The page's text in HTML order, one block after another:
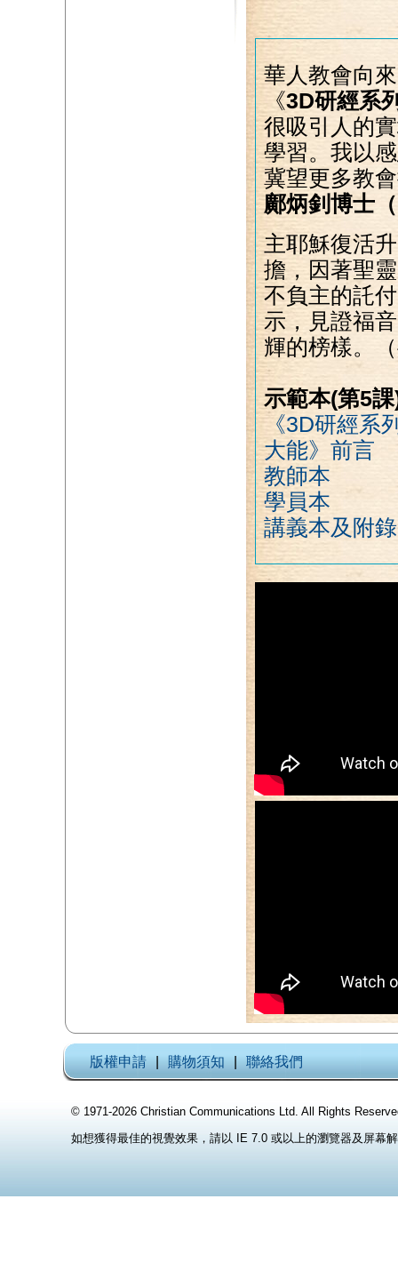
華人教會向
《3D研經系
很吸引人的
學習。我以
冀望更多教
鄺炳釗博士
主耶穌復活
擔，因著聖
不負主的託
示，見證福
輝的榜樣。
示範本(第5
《3D研經系
大能》前言
教師本
學員本
講義本及附錄
版權申請 購物須知 聯絡我們
© 1971-2026 Christian Communications Ltd. All Rights
如想獲得最佳的視覺效果，請以 IE 7.0 或以上的瀏覽器及屏幕